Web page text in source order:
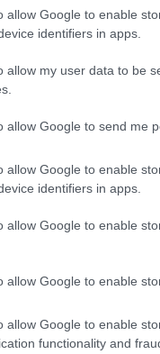
allow Google to enable
identifiers in apps.
allow my user data to be
allow Google to send me
allow Google to enable
identifiers in apps.
allow Google to enable
allow Google to enable
allow Google to enable
functionality and
Pil all’Italia, che
nel momento
si legge sulla
sedere”? Caro
rendere meglio
per
per
scrive? Ma è
perché Monti è